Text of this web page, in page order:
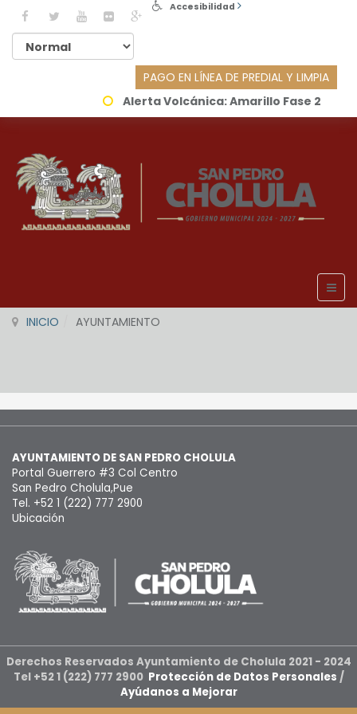
Accesibilidad
PAGO EN LÍNEA DE PREDIAL Y LIMPIA
Alerta Volcánica:Amarillo Fase 2
INICIO AYUNTAMIENTO
AYUNTAMIENTO DE SAN PEDRO CHOLULA
Portal Guerrero #3 Col Centro
San Pedro Cholula,Pue
Tel. +52 1 (222) 777 2900
Ubicación
Derechos Reservados Ayuntamiento de Cholula 2021 - 2024
Tel +52 1 (222) 777 2900 Protección de Datos Personales /
Ayúdanos a Mejorar